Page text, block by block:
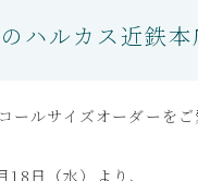
ハルカス近鉄
ールサイズオーダーを
18日（水）より、